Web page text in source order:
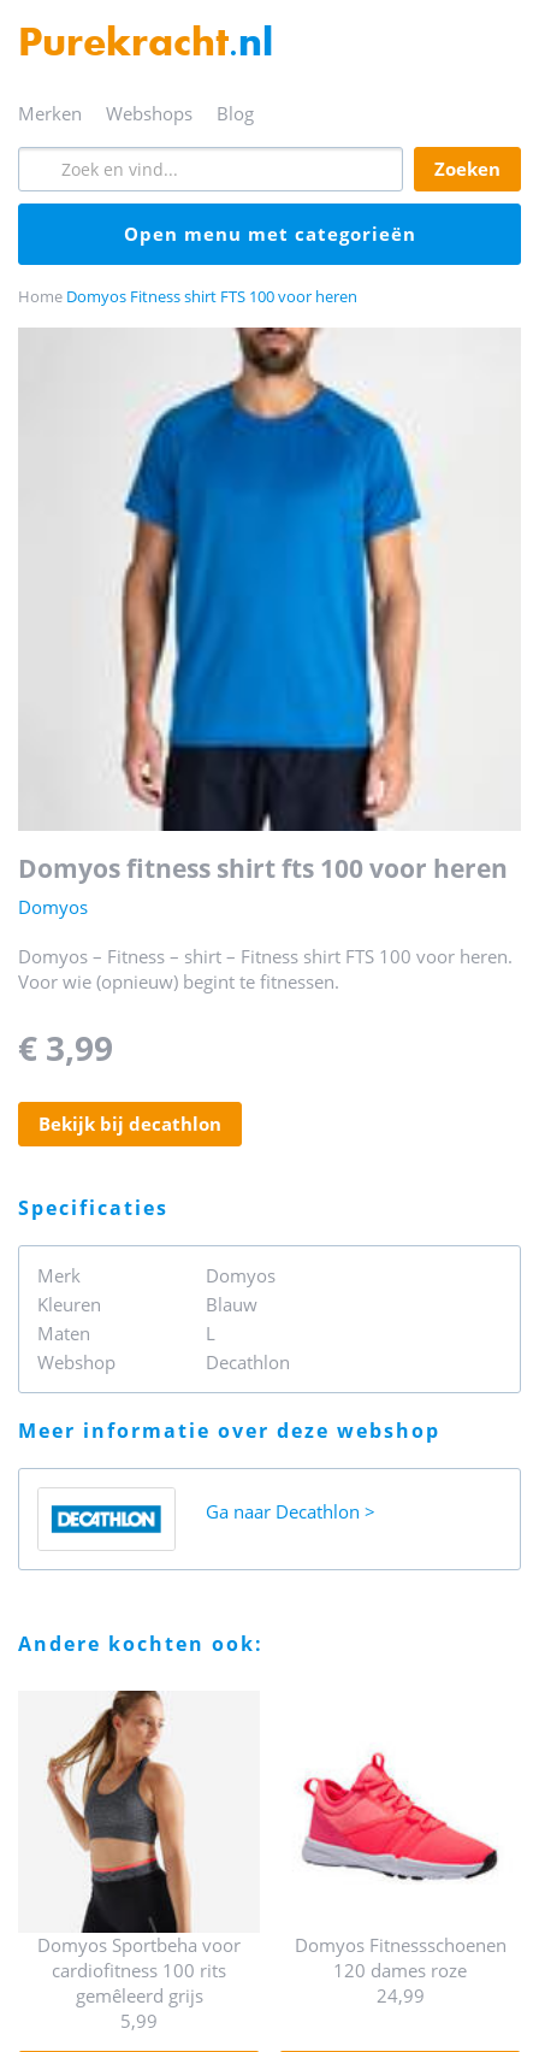
Purekracht.nl
merken webshops blog
zoeken
open menu met categorieën
Home Domyos Fitness shirt FTS 100 voor heren
domyos fitness shirt fts 100 voor heren
Domyos
Domyos – Fitness – shirt – Fitness shirt FTS 100 voor heren.
Voor wie (opnieuw) begint te fitnessen.
€ 3,99
bekijk bij decathlon
specificaties
Merk
Domyos
Kleuren
Blauw
Maten
L
Webshop
Decathlon
meer informatie over deze webshop
Ga naar Decathlon
andere kochten ook:
Domyos Sportbeha voor
cardiofitness 100 rits
gemêleerd grijs
5,99
Domyos Fitnessschoenen
120 dames roze
24,99